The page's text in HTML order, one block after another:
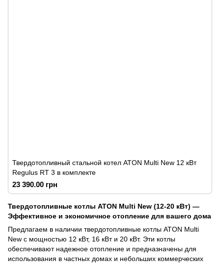
Твердотопливный стальной котел ATON Multi New 12 кВт
Regulus RT 3 в комплекте
23 390.00 грн
Твердотопливные котлы ATON Multi New (12-20 кВт) —
Эффективное и экономичное отопление для вашего дома
Предлагаем в наличии твердотопливные котлы ATON Multi
New с мощностью 12 кВт, 16 кВт и 20 кВт. Эти котлы
обеспечивают надежное отопление и предназначены для
использования в частных домах и небольших коммерческих